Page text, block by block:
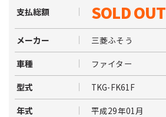
支払総額 SOLD OUT
メーカー 三菱ふそう
車種 ファイター
型式 TKG-FK61F
年式 平成29年01月